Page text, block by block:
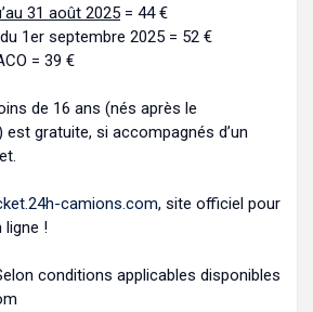
31 août 2025 = 44 €
1er septembre 2025 = 52 €
= 39 €
de 16 ans (nés après le
gratuite, si accompagnés d’un
camions.com, site officiel pour
ligne !
conditions applicables disponibles